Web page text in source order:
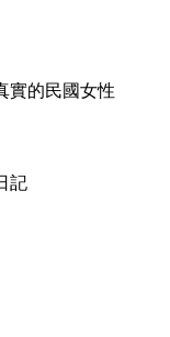
實的民國女性
記